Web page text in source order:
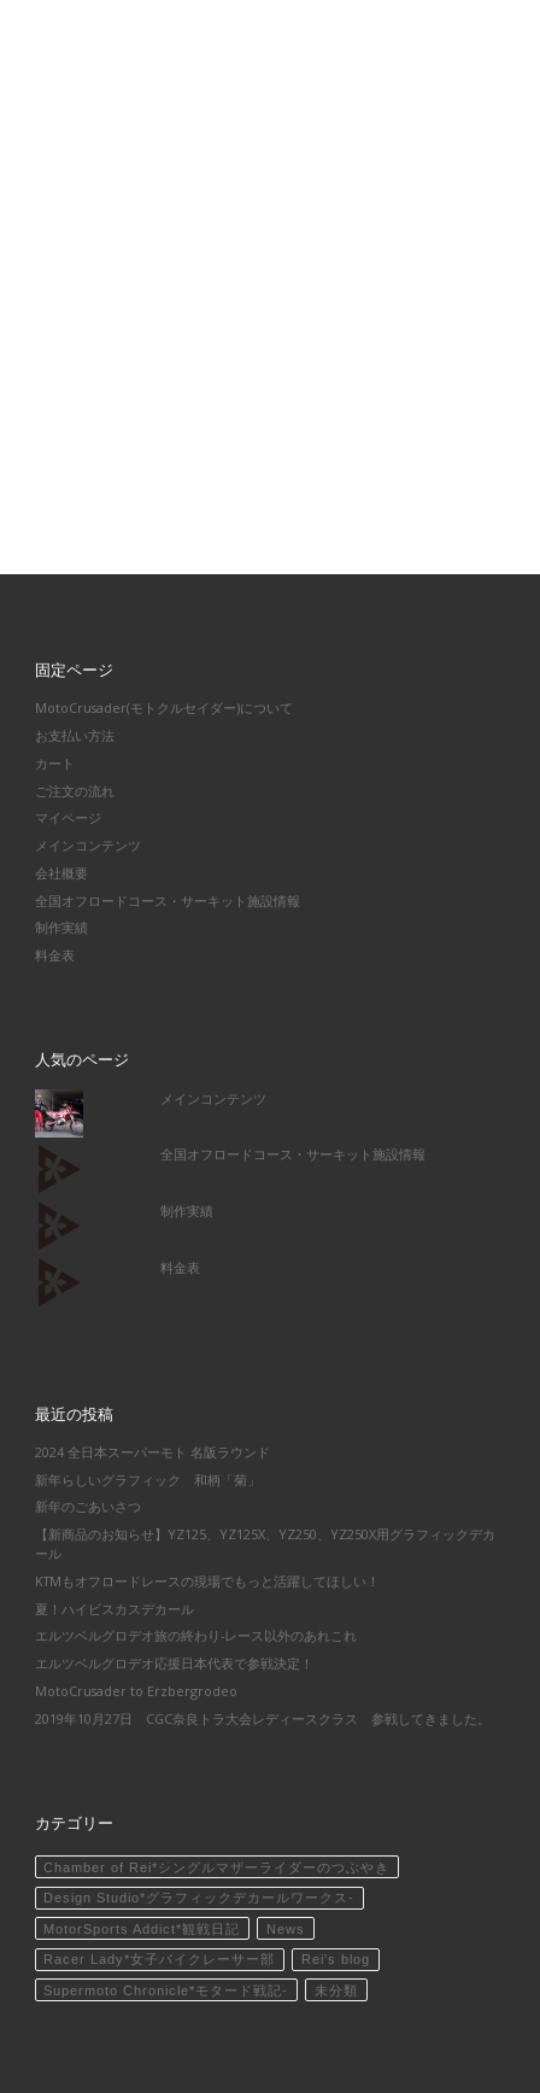
固定ページ
MotoCrusader(モトクルセイダー)について
お支払い方法
カート
ご注文の流れ
マイページ
メインコンテンツ
会社概要
全国オフロードコース・サーキット施設情報
制作実績
料金表
人気のページ
メインコンテンツ
全国オフロードコース・サーキット施設情報
制作実績
料金表
最近の投稿
2024 全日本スーパーモト 名阪ラウンド
新年らしいグラフィック 和柄「菊」
新年のごあいさつ
【新商品のお知らせ】YZ125、YZ125X、YZ250、YZ250X用グラフィックデカ
ール
KTMもオフロードレースの現場でもっと活躍してほしい！
夏！ハイビスカスデカール
エルツベルグロデオ旅の終わり-レース以外のあれこれ
エルツベルグロデオ応援日本代表で参戦決定！
MotoCrusader to Erzbergrodeo
2019年10月27日 CGC奈良トラ大会レディースクラス 参戦してきました。
カテゴリー
Chamber of Rei*シングルマザーライダーのつぶやき
Design Studio*グラフィックデカールワークス-
MotorSports Addict*観戦日記 News
Racer Lady*女子バイクレーサー部 Rei's blog
Supermoto Chronicle*モタード戦記- 未分類